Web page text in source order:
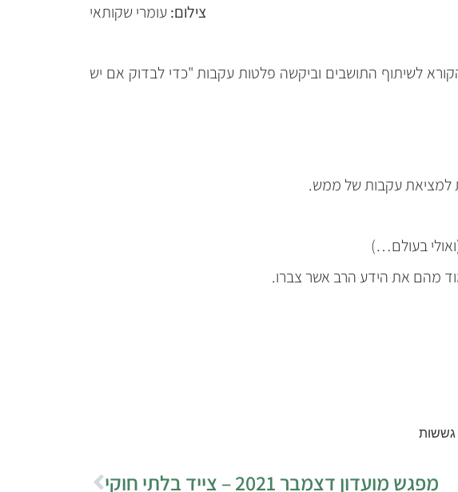
צילום:עומרי שקותאי
לשיתוף התושבים וביקשה פלטות עקבות "כדי לבדוק אם יש
למציאת עקבות של ממש.
בעולם…)
מהם את הידע הרב אשר צברו.
גששות
מפגש מועדון דצמבר 2021 – צייד בלתי חוקי